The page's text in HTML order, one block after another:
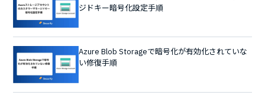
ジドキー暗号化設定手順
Azure Blob Storageで暗号化が有効化されていな
い修復手順